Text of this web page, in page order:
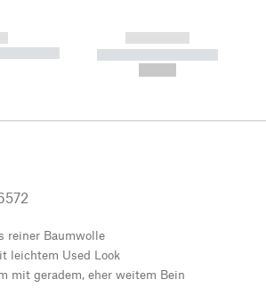
--------
------------
----------- -----------
reiner Baumwolle
leichtem Used Look
mit geradem, eher weitem Bein